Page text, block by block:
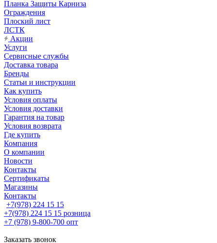
Планка Защиты Карниза
Ограждения
Плоский лист
ЛСТК
Акции
Услуги
Сервисные службы
Доставка товара
Бренды
Статьи и инструкции
Как купить
Условия оплаты
Условия доставки
Гарантия на товар
Условия возврата
Где купить
Компания
О компании
Новости
Контакты
Сертификаты
Магазины
Контакты
+7(978) 224 15 15
+7(978) 224 15 15 розница
+7 (978) 9-800-700 опт
Заказать звонок